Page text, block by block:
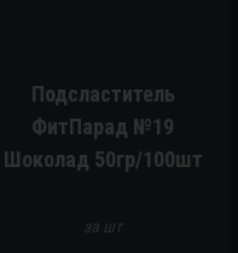
Подсластитель
ФитПарад №19
Шоколад 50гр/100шт
за шт